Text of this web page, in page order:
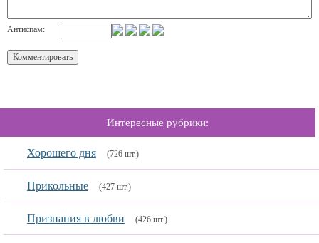
Антиспам:
Интересные рубрики:
Хорошего дня (726 шт.)
Прикольные (427 шт.)
Признания в любви (426 шт.)